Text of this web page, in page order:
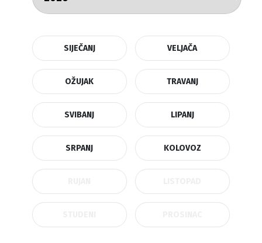
SIJEČANJ VELJAČA
OŽUJAK TRAVANJ
SVIBANJ LIPANJ
SRPANJ KOLOVOZ